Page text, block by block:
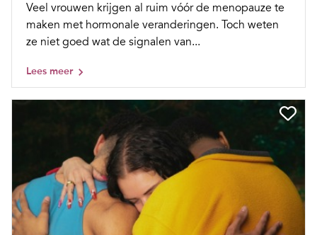
Veel vrouwen krijgen al ruim vóór de menopauze te
maken met hormonale veranderingen. Toch weten
ze niet goed wat de signalen van...
Lees meer